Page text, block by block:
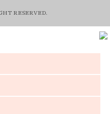
RESERVED.